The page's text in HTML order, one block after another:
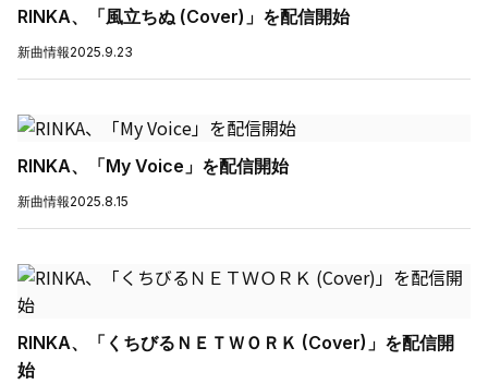
RINKA、「風立ちぬ (Cover)」を配信開始
新曲情報2025.9.23
RINKA、「My Voice」を配信開始
新曲情報2025.8.15
RINKA、「くちびるＮＥＴＷＯＲＫ (Cover)」を配信開
始